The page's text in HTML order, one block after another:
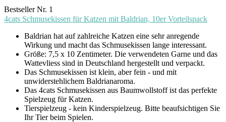
Bestseller Nr. 1
4cats Schmusekissen für Katzen mit Baldrian, 10er Vorteilspack
Baldrian hat auf zahlreiche Katzen eine sehr anregende
Wirkung und macht das Schmusekissen lange interessant.
Größe: 7,5 x 10 Zentimeter. Die verwendeten Garne und das
Wattevliess sind in Deutschland hergestellt und verpackt.
Das Schmusekissen ist klein, aber fein - und mit
unwiderstehlichem Baldrianaroma.
Das 4cats Schmusekissen aus Baumwollstoff ist das perfekte
Spielzeug für Katzen.
Tierspielzeug - kein Kinderspielzeug. Bitte beaufsichtigen Sie
Ihr Tier beim Spielen.